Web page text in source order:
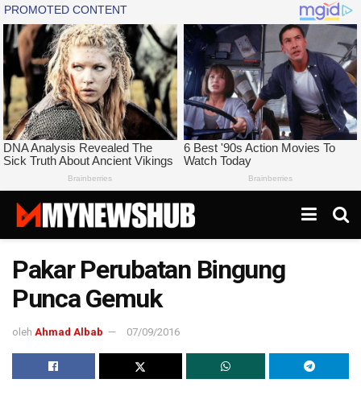
Pakar Perubatan Bingung
Punca Gemuk
oleh Ahmad Albab 07/09/2016